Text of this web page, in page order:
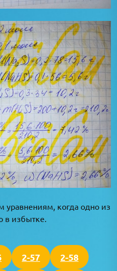
уравнениям, когда одно из
в избытке.
2-57 2-58